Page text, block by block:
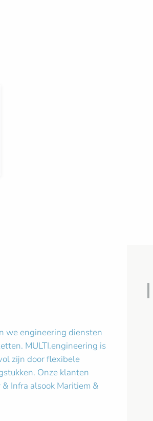
we engineering diensten
MULTI.engineering is
zijn door flexibele
Onze klanten
Infra alsook Maritiem &